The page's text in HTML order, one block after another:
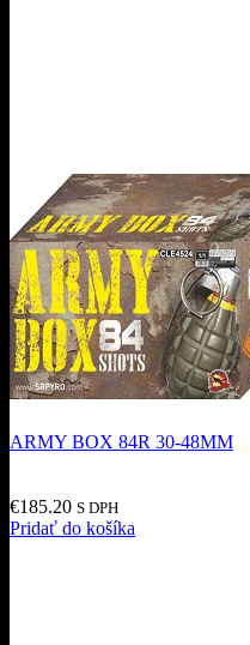
ARMY BOX 84R 30-48MM
€185.20 S DPH
Pridať do košíka